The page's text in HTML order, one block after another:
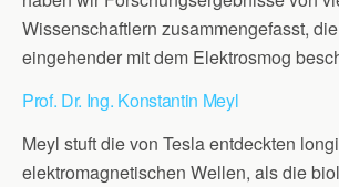
Wissenschaftlern zusammengefasst,
eingehender mit dem Elektrosmog
Prof. Dr. Ing. Konstantin Meyl
Meyl stuft die von Tesla entdeckten
elektromagnetischen Wellen, als die